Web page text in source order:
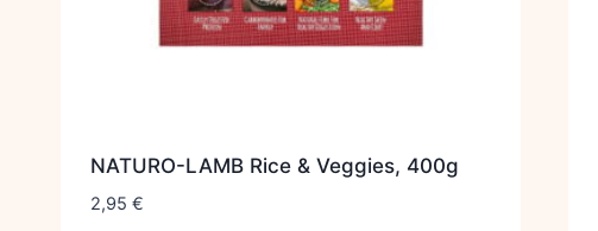
NATURO-LAMB Rice & Veggies, 400g
2,95 €